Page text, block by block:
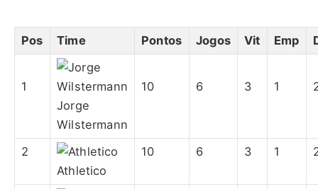
Pos Time Pontos Jogos Vit Emp
1
Jorge
Wilstermann
10 6 3 1
2
Athletico
10 6 3 1